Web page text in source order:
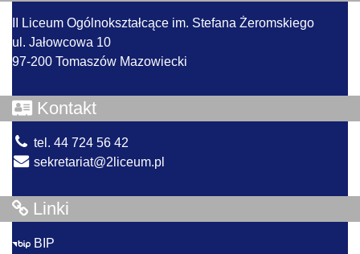
II Liceum Ogólnokształcące im. Stefana Żeromskiego
ul. Jałowcowa 10
97-200 Tomaszów Mazowiecki
Kontakt
tel. 44 724 56 42
sekretariat@2liceum.pl
Linki
BIP